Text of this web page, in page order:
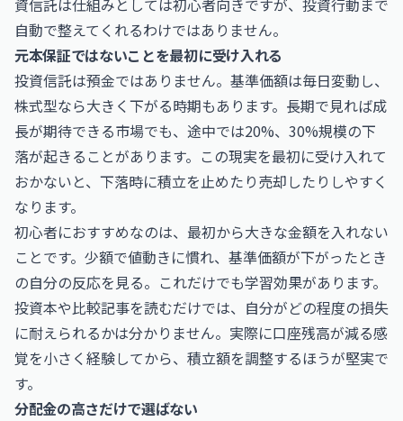
資信託は仕組みとしては初心者向きですが、投資行動まで
自動で整えてくれるわけではありません。
元本保証ではないことを最初に受け入れる
投資信託は預金ではありません。基準価額は毎日変動し、
株式型なら大きく下がる時期もあります。長期で見れば成
長が期待できる市場でも、途中では20%、30%規模の下
落が起きることがあります。この現実を最初に受け入れて
おかないと、下落時に積立を止めたり売却したりしやすく
なります。
初心者におすすめなのは、最初から大きな金額を入れない
ことです。少額で値動きに慣れ、基準価額が下がったとき
の自分の反応を見る。これだけでも学習効果があります。
投資本や比較記事を読むだけでは、自分がどの程度の損失
に耐えられるかは分かりません。実際に口座残高が減る感
覚を小さく経験してから、積立額を調整するほうが堅実で
す。
分配金の高さだけで選ばない